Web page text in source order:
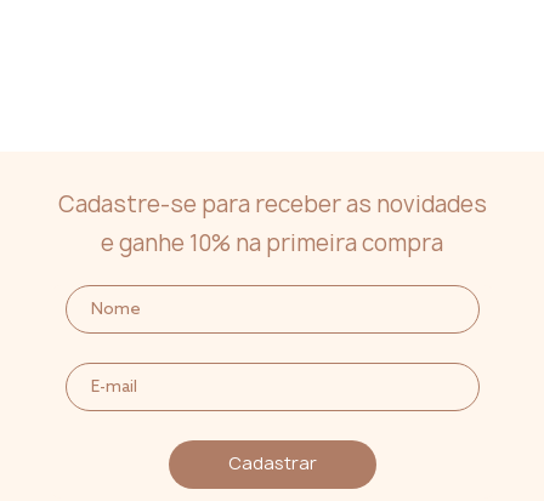
Cadastre-se para receber as novidades
e ganhe 10% na primeira compra
Cadastrar